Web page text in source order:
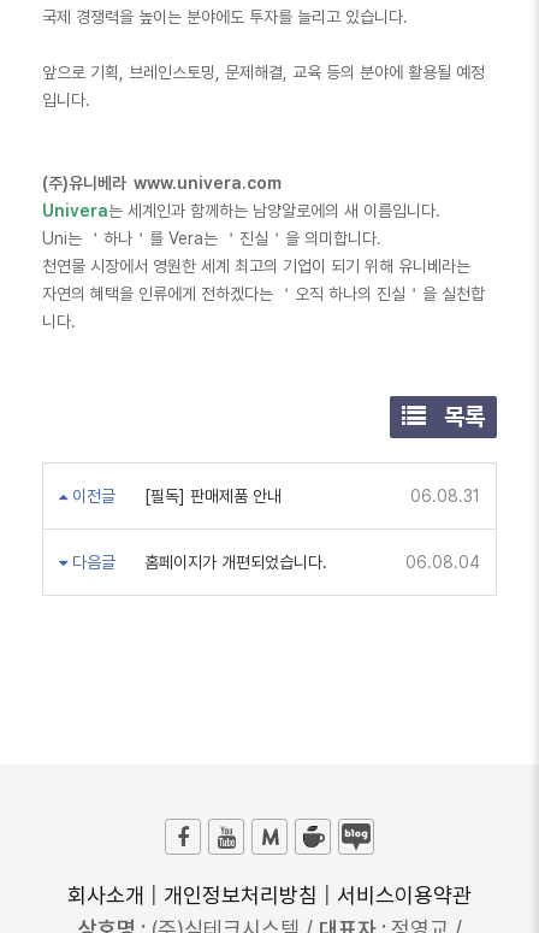
국제 경쟁력을 높이는 분야에도 투자를 늘리고 있습니다.
앞으로 기획, 브레인스토밍, 문제해결, 교육 등의 분야에 활용될 예정
입니다.
(주)유니베라 www.univera.com
Univera는 세계인과 함께하는 남양알로에의 새 이름입니다.
Uni는 ＇하나＇를 Vera는 ＇진실＇을 의미합니다.
천연물 시장에서 영원한 세계 최고의 기업이 되기 위해 유니베라는
자연의 혜택을 인류에게 전하겠다는 ＇오직 하나의 진실＇을 실천합
니다.
목록
이전글 [필독] 판매제품 안내 06.08.31
다음글 홈페이지가 개편되었습니다. 06.08.04
회사소개 개인정보처리방침
서비스이용약관